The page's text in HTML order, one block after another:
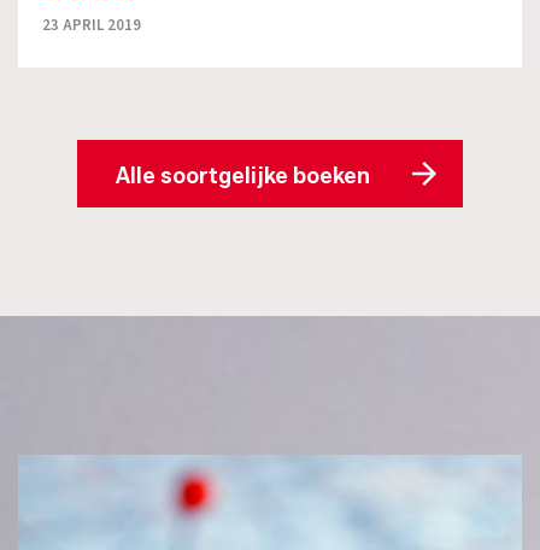
23 APRIL 2019
Alle soortgelijke boeken